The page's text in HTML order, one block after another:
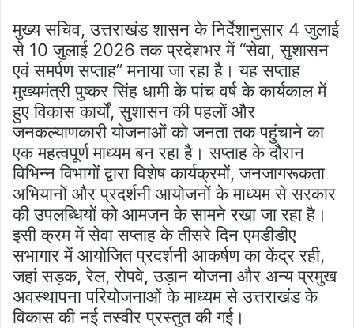
मुख्य सचिव, उत्तराखंड शासन के निर्देशानुसार 4 जुलाई
से 10 जुलाई 2026 तक प्रदेशभर में “सेवा, सुशासन
एवं समर्पण सप्ताह” मनाया जा रहा है। यह सप्ताह
मुख्यमंत्री पुष्कर सिंह धामी के पांच वर्ष के कार्यकाल में
हुए विकास कार्यों, सुशासन की पहलों और
जनकल्याणकारी योजनाओं को जनता तक पहुंचाने का
एक महत्वपूर्ण माध्यम बन रहा है। सप्ताह के दौरान
विभिन्न विभागों द्वारा विशेष कार्यक्रमों, जनजागरूकता
अभियानों और प्रदर्शनी आयोजनों के माध्यम से सरकार
की उपलब्धियों को आमजन के सामने रखा जा रहा है।
इसी क्रम में सेवा सप्ताह के तीसरे दिन एमडीडीए
सभागार में आयोजित प्रदर्शनी आकर्षण का केंद्र रही,
जहां सड़क, रेल, रोपवे, उड़ान योजना और अन्य प्रमुख
अवस्थापना परियोजनाओं के माध्यम से उत्तराखंड के
विकास की नई तस्वीर प्रस्तुत की गई।